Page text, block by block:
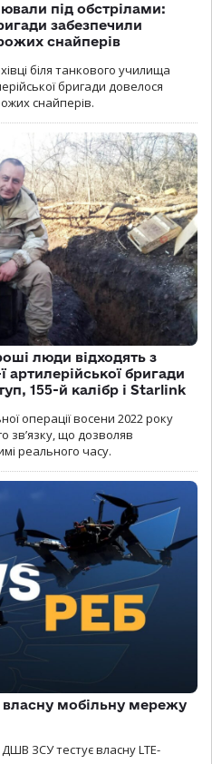
під обстрілами:
забезпечили
снайперів
біля танкового училища
бригади довелося
снайперів.
люди відходять з
артилерійської бригади
155-й калібр і Starlink
операції восени 2022 року
зв’язку, що дозволяв
реального часу.
мобільну мережу
ЗСУ тестує власну LTE-